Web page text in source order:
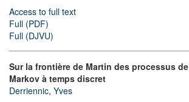
Access to full text
Full (PDF)
Full (DJVU)
Sur la frontière de Martin des processus de
Markov à temps discret
Derriennic, Yves